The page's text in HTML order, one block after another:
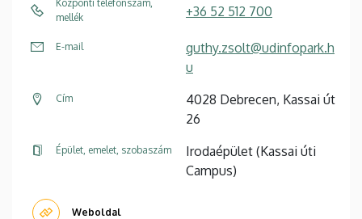
Központi telefonszám,
mellék
+36 52 512 700
E-mail
guthy.zsolt@udinfopark.h
u
Cím
4028 Debrecen, Kassai út
26
Épület, emelet, szobaszám
Irodaépület (Kassai úti
Campus)
Weboldal